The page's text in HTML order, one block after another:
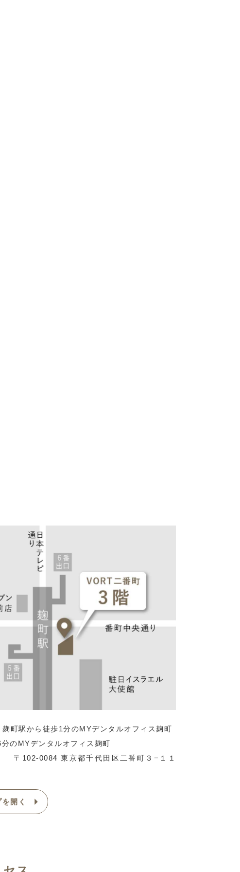
歩1分のMYデンタルオフィス麹町
のMYデンタルオフィス麹町
〒102-0084 東京都千代田区二番町３−１１
開く